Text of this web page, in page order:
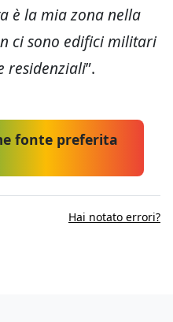
è la mia zona nella
ci sono edifici militari
residenziali”.
fonte preferita
Hai notato errori?